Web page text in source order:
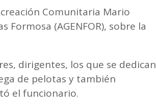
Comunitaria Mario
Formosa (AGENFOR), sobre la
dirigentes, los que se dedican
de pelotas y también
el funcionario.